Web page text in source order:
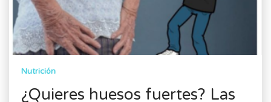
Nutrición
¿Quieres huesos fuertes? Las